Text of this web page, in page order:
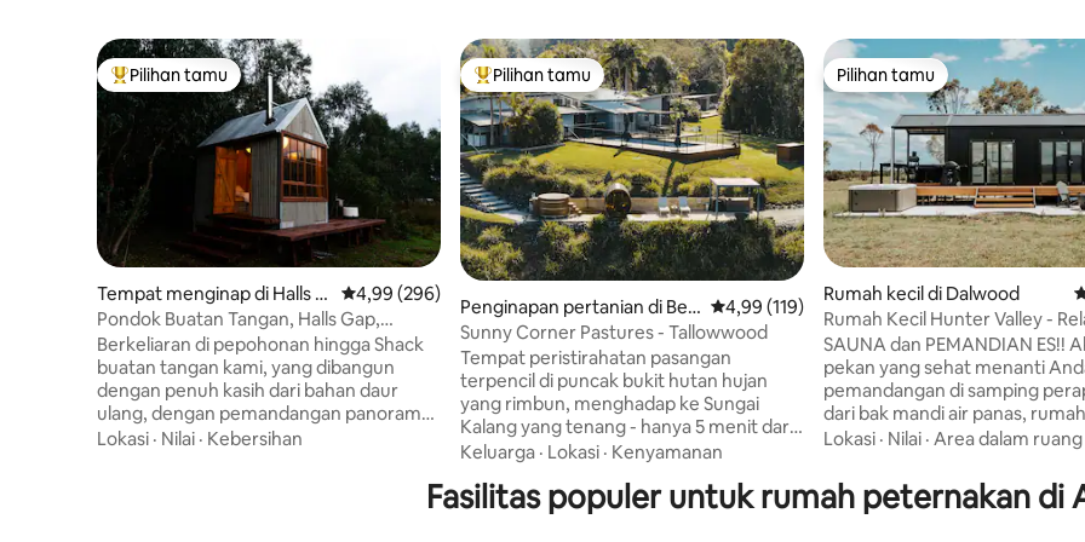
Pilihan tamu terpopuler
Pilihan tamu
Tempat menginap di Halls G
ap
Nilai rata-rata 4,99 dari 5, 296 ulasan
4,99 (296)
Pondok Buatan Tangan, Halls Gap,
Grampians (Gariwerd)
Berkeliaran di pepohonan hingga Shack
buatan tangan kami, yang dibangun
dengan penuh kasih dari bahan daur
ulang, dengan pemandangan panorama
yang menakjubkan di atas peternakan
Lokasi · Nilai · Kebersihan
Pilihan tamu terpopuler
Pilihan tamu
Penginapan pertanian di Belli
ngen
Nilai rata-rata 4,99 dari 5, 119 ulasan
4,99 (119)
Sunny Corner Pastures - Tallowwood
Tempat peristirahatan pasangan
terpencil di puncak bukit hutan hujan
yang rimbun, menghadap ke Sungai
Kalang yang tenang - hanya 5 menit dari
Bellingen yang semarak. Tenggelam di
yang mengepul, bersantai di tempat
tidur mewah berukuran king, dan
Keluarga · Lokasi · Kenyamanan
Pilihan tamu
Pilihan tamu
Rumah kecil di Dalwood
Rumah Kecil Hunter Valley -
Country Retreat
SAUNA dan PEMANDIAN ES!!
pekan yang sehat menanti
pemandangan di samping
dari bak mandi air panas,
kami dilengkapi sepenuhnya
kami di negara Hunter Valley
lahan seluas 50 hektar yang
Lokasi · Nilai · Area dalam ruang
Fasilitas populer untuk rumah peternakan di